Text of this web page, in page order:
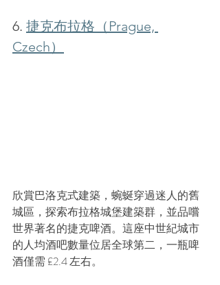
6. 捷克布拉格（Prague,
Czech）
欣賞巴洛克式建築，蜿蜒穿過迷人的舊
城區，探索布拉格城堡建築群，並品嚐
世界著名的捷克啤酒。這座中世紀城市
的人均酒吧數量位居全球第二，一瓶啤
酒僅需 £2.4 左右。